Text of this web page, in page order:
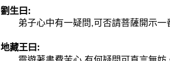
劉生曰:
弟子心中有一疑問,可否請菩薩開示一
地藏王曰: